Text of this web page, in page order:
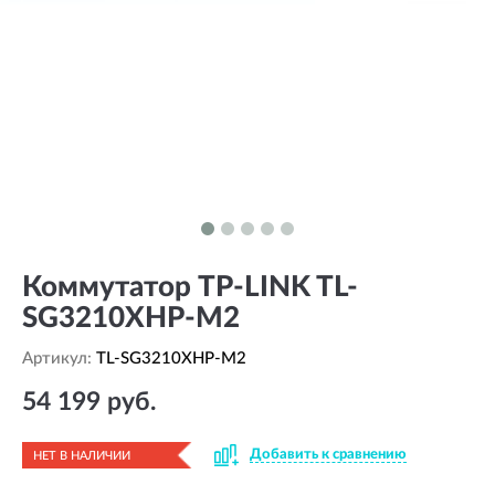
Коммутатор TP-LINK TL-
SG3210XHP-M2
Артикул: TL-SG3210XHP-M2
54 199 руб.
НЕТ В НАЛИЧИИ Добавить к сравнению